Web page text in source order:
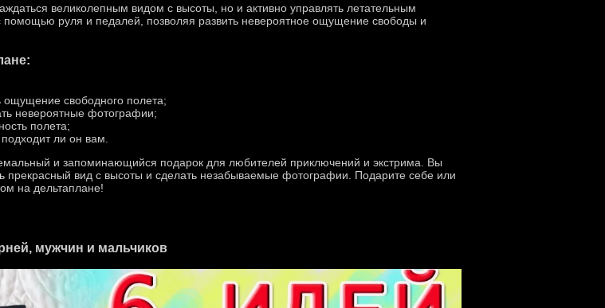
великолепным видом с высоты, но и активно управлять летательным
руля и педалей, позволяя развить невероятное ощущение свободы и
ощущение свободного полета;
невероятные фотографии;
полета;
ли он вам.
и запоминающийся подарок для любителей приключений и экстрима. Вы
вид с высоты и сделать незабываемые фотографии. Подарите себе или
на дельтаплане!
мужчин и мальчиков